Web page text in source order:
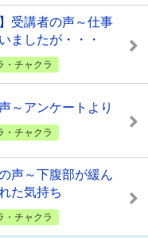
受講者の声～仕事
ましたが・・・
・チャクラ
～アンケートより
・チャクラ
声～下腹部が緩ん
た気持ち
・チャクラ